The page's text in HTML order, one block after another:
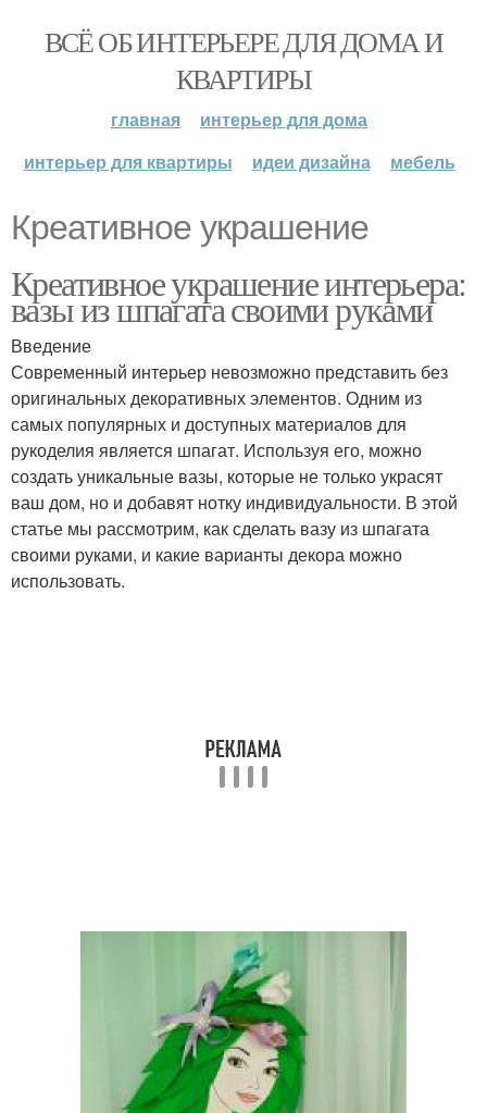
ВСЁ ОБ ИНТЕРЬЕРЕ ДЛЯ ДОМА И
КВАРТИРЫ
главная
интерьер для дома
интерьер для квартиры
идеи дизайна мебель
Креативное украшение
Креативное украшение интерьера:
вазы из шпагата своими руками
Введение
Современный интерьер невозможно представить без
оригинальных декоративных элементов. Одним из
самых популярных и доступных материалов для
рукоделия является шпагат. Используя его, можно
создать уникальные вазы, которые не только украсят
ваш дом, но и добавят нотку индивидуальности. В этой
статье мы рассмотрим, как сделать вазу из шпагата
своими руками, и какие варианты декора можно
использовать.